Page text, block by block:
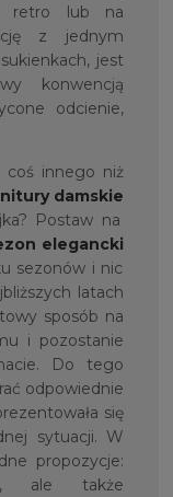
retro lub na
z jednym
jest
konwencją
odcienie,
coś innego niż
damskie
Postaw na
elegancki
sezonów i nic
latach
sposób na
i pozostanie
Do tego
odpowiednie
się
sytuacji. W
propozycje:
, ale także